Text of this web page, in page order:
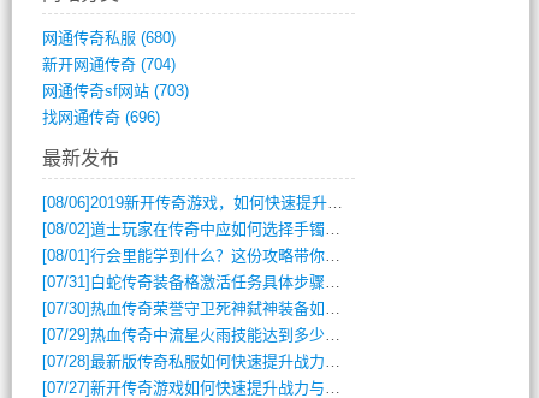
网通传奇私服 (680)
新开网通传奇(704)
网通传奇sf网站(703)
找网通传奇(696)
最新发布
[08/06]2019新开传奇游戏，如何快速提升角色等级？
[08/02]道士玩家在传奇中应如何选择手镯装备？
[08/01]行会里能学到什么？这份攻略带你全掌握
[07/31] 白蛇传奇装备格激活任务具体步骤是什么？如何完成？
[07/30]热血传奇荣誉守卫死神弑神装备如何获取与佩戴攻略？
[07/29]热血传奇中流星火雨技能达到多少级可以开始练装备？
[07/28]最新版传奇私服如何快速提升战力与获取稀有装备？
[07/27]新开传奇游戏如何快速提升战力与获取稀有装备？